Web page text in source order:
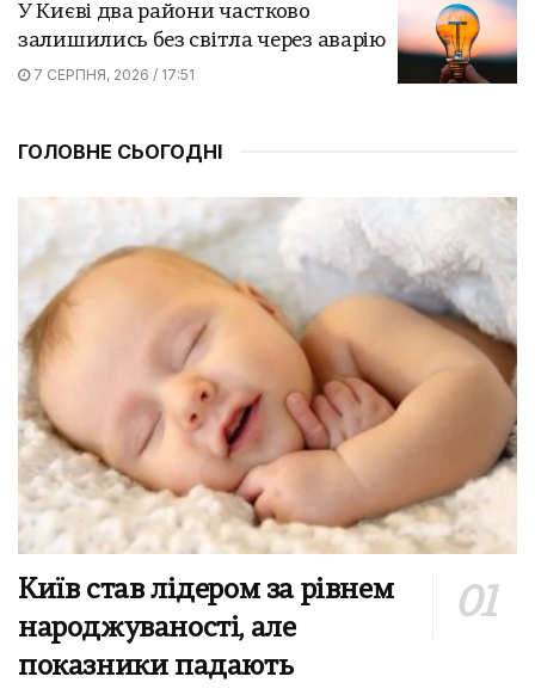
У Києві два райони частково
залишились без світла через аварію
7 СЕРПНЯ, 2026 / 17:51
ГОЛОВНЕ СЬОГОДНІ
Київ став лідером за рівнем
народжуваності, але
показники падають